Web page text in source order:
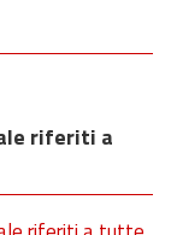
riferiti a